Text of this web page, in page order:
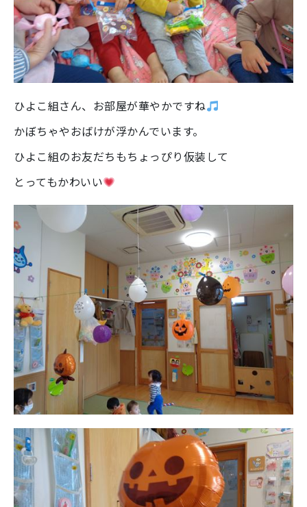
ひよこ組さん、お部屋が華やかですね
かぼちゃやおばけが浮かんでいます。
ひよこ組のお友だちもちょっぴり仮装して
とってもかわいい